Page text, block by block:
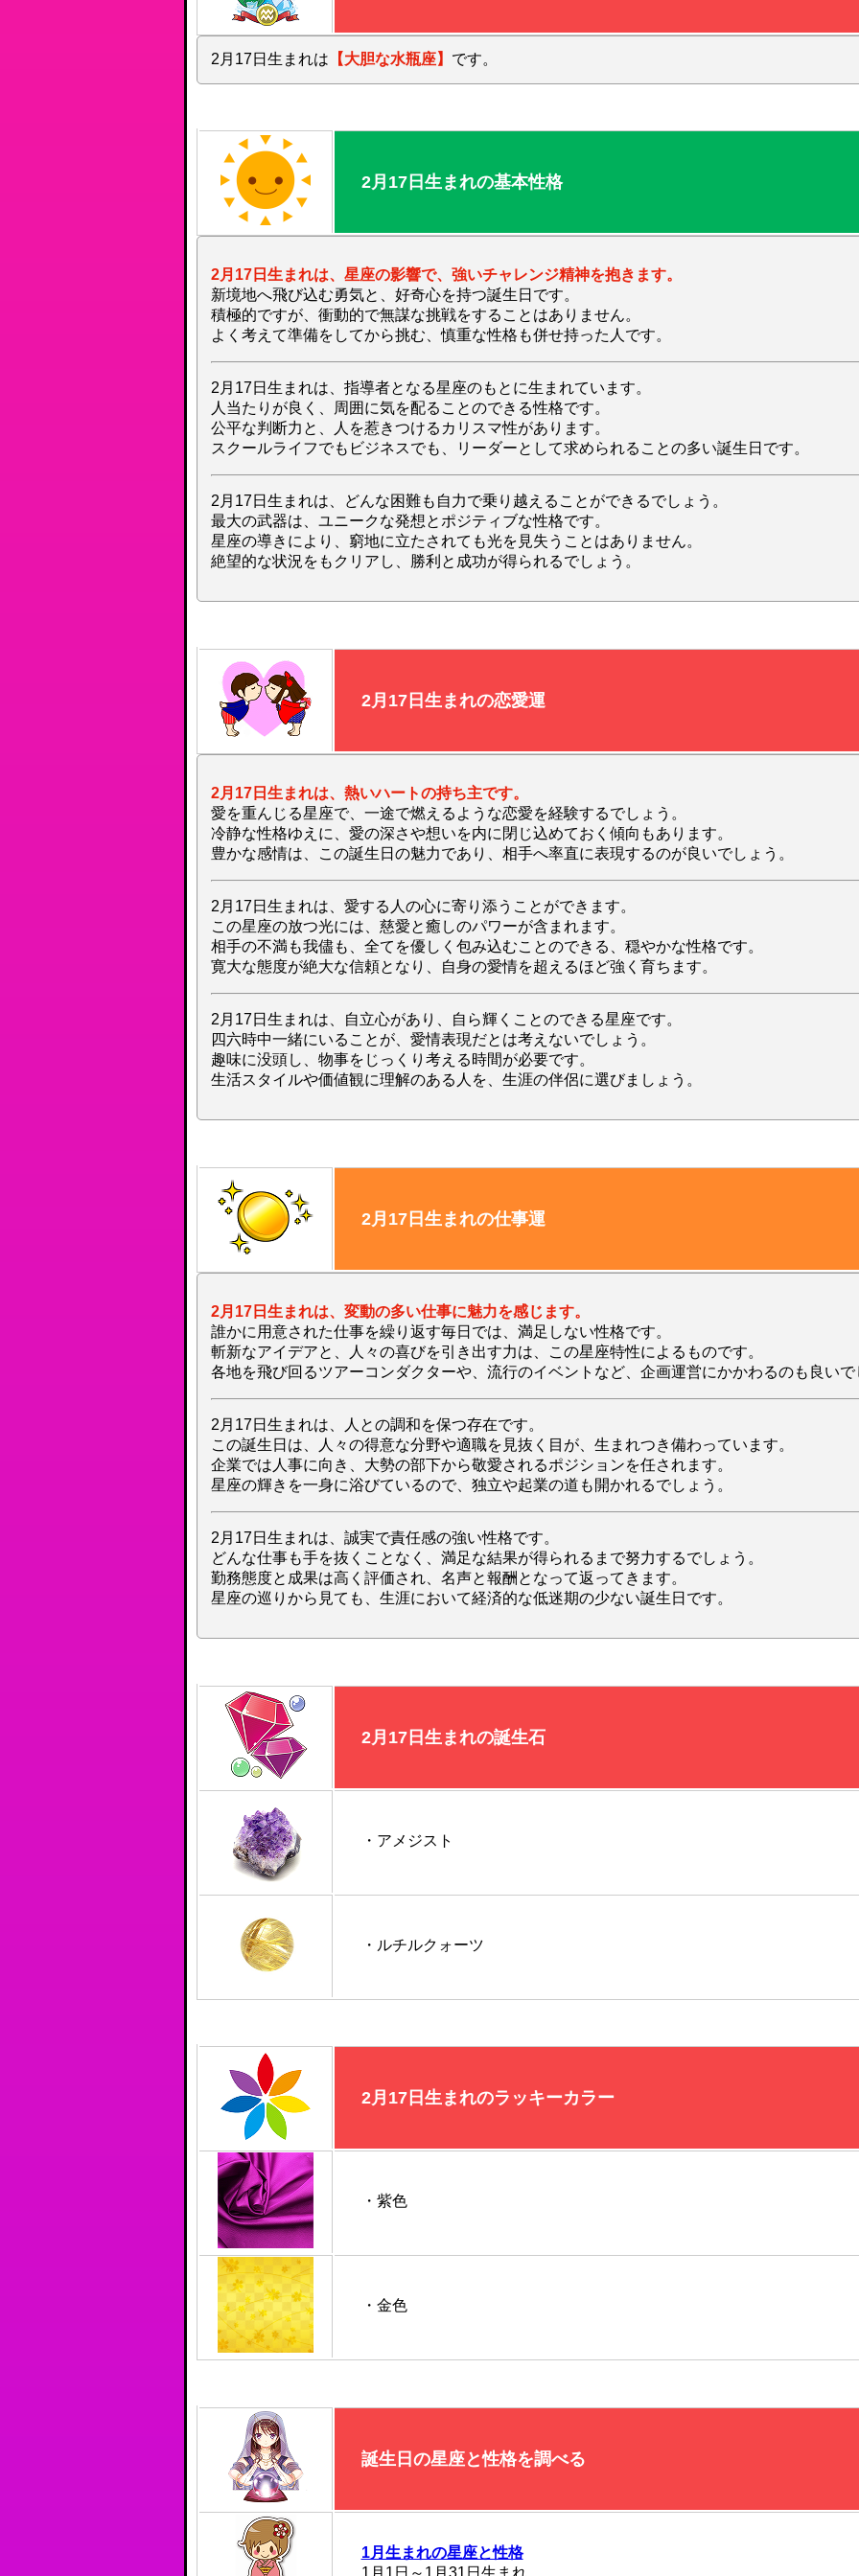
2月17日生まれは 【大胆な水瓶座】 です。
2月17日生まれの基本性格
2月17日生まれは、星座の影響で、強いチャレンジ精神を抱きます。
新境地へ飛び込む勇気と、好奇心を持つ誕生日です。
積極的ですが、衝動的で無謀な挑戦をすることはありません。
よく考えて準備をしてから挑む、慎重な性格も併せ持った人です。
2月17日生まれは、指導者となる星座のもとに生まれています。
人当たりが良く、周囲に気を配ることのできる性格です。
公平な判断力と、人を惹きつけるカリスマ性があります。
スクールライフでもビジネスでも、リーダーとして求められることの多い誕生日です。
2月17日生まれは、どんな困難も自力で乗り越えることができるでしょう。
最大の武器は、ユニークな発想とポジティブな性格です。
星座の導きにより、窮地に立たされても光を見失うことはありません。
絶望的な状況をもクリアし、勝利と成功が得られるでしょう。
2月17日生まれの恋愛運
2月17日生まれは、熱いハートの持ち主です。
愛を重んじる星座で、一途で燃えるような恋愛を経験するでしょう。
冷静な性格ゆえに、愛の深さや想いを内に閉じ込めておく傾向もあります。
豊かな感情は、この誕生日の魅力であり、相手へ率直に表現するのが良いでしょう。
2月17日生まれは、愛する人の心に寄り添うことができます。
この星座の放つ光には、慈愛と癒しのパワーが含まれます。
相手の不満も我儘も、全てを優しく包み込むことのできる、穏やかな性格です。
寛大な態度が絶大な信頼となり、自身の愛情を超えるほど強く育ちます。
2月17日生まれは、自立心があり、自ら輝くことのできる星座です。
四六時中一緒にいることが、愛情表現だとは考えないでしょう。
趣味に没頭し、物事をじっくり考える時間が必要です。
生活スタイルや価値観に理解のある人を、生涯の伴侶に選びましょう。
2月17日生まれの仕事運
2月17日生まれは、変動の多い仕事に魅力を感じます。
誰かに用意された仕事を繰り返す毎日では、満足しない性格です。
斬新なアイデアと、人々の喜びを引き出す力は、この星座特性によるものです。
各地を飛び回るツアーコンダクターや、流行のイベントなど、企画運営にかかわるのも良いで
2月17日生まれは、人との調和を保つ存在です。
この誕生日は、人々の得意な分野や適職を見抜く目が、生まれつき備わっています。
企業では人事に向き、大勢の部下から敬愛されるポジションを任されます。
星座の輝きを一身に浴びているので、独立や起業の道も開かれるでしょう。
2月17日生まれは、誠実で責任感の強い性格です。
どんな仕事も手を抜くことなく、満足な結果が得られるまで努力するでしょう。
勤務態度と成果は高く評価され、名声と報酬となって返ってきます。
星座の巡りから見ても、生涯において経済的な低迷期の少ない誕生日です。
2月17日生まれの誕生石
・アメジスト
・ルチルクォーツ
2月17日生まれのラッキーカラー
・紫色
・金色
誕生日の星座と性格を調べる
1月生まれの星座と性格